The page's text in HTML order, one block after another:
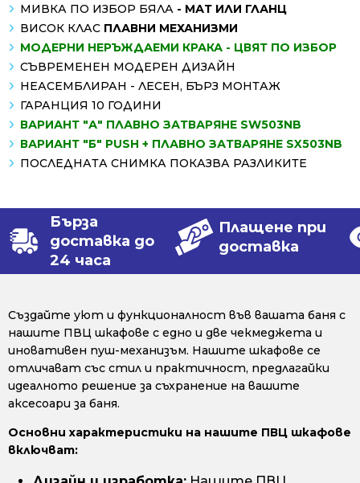
МИВКА ПО ИЗБОР БЯЛА - МАТ ИЛИ ГЛАНЦ
ВИСОК КЛАС ПЛАВНИ МЕХАНИЗМИ
МОДЕРНИ НЕРЪЖДАЕМИ КРАКА - ЦВЯТ ПО ИЗБОР
СЪВРЕМЕНЕН МОДЕРЕН ДИЗАЙН
НЕАСЕМБЛИРАН - ЛЕСЕН, БЪРЗ МОНТАЖ
ГАРАНЦИЯ 10 ГОДИНИ
ВАРИАНТ "А" ПЛАВНО ЗАТВАРЯНЕ SW503NB
ВАРИАНТ "Б" PUSH + ПЛАВНО ЗАТВАРЯНЕ SX503NB
ПОСЛЕДНАТА СНИМКА ПОКАЗВА РАЗЛИКИТЕ
Бърза
доставка до
24 часа
Плащене при
доставка
Създайте уют и функционалност във вашата баня с
нашите ПВЦ шкафове с едно и две чекмеджета и
иновативен пуш-механизъм. Нашите шкафове се
отличават със стил и практичност, предлагайки
идеалното решение за съхранение на вашите
аксесоари за баня.
Основни характеристики на нашите ПВЦ шкафове
включват: